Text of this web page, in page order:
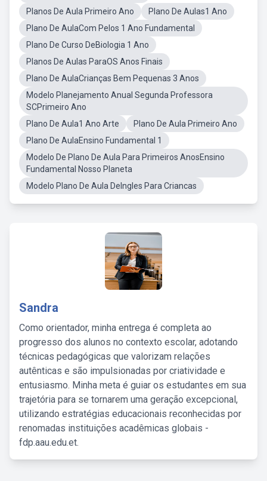
Planos De Aula Primeiro Ano
Plano De Aulas1 Ano
Plano De AulaCom Pelos 1 Ano Fundamental
Plano De Curso DeBiologia 1 Ano
Planos De Aulas ParaOS Anos Finais
Plano De AulaCrianças Bem Pequenas 3 Anos
Modelo Planejamento Anual Segunda Professora
SCPrimeiro Ano
Plano De Aula1 Ano Arte
Plano De Aula Primeiro Ano
Plano De AulaEnsino Fundamental 1
Modelo De Plano De Aula Para Primeiros AnosEnsino
Fundamental Nosso Planeta
Modelo Plano De Aula DeIngles Para Criancas
Sandra
Como orientador, minha entrega é completa ao
progresso dos alunos no contexto escolar, adotando
técnicas pedagógicas que valorizam relações
autênticas e são impulsionadas por criatividade e
entusiasmo. Minha meta é guiar os estudantes em sua
trajetória para se tornarem uma geração excepcional,
utilizando estratégias educacionais reconhecidas por
renomadas instituições acadêmicas globais -
fdp.aau.edu.et.